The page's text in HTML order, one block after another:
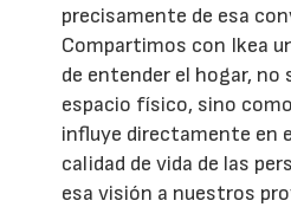
precisamente de esa
Compartimos con Ikea
de entender el hogar, no
espacio físico, sino
influye directamente en
calidad de vida de las
esa visión a nuestros